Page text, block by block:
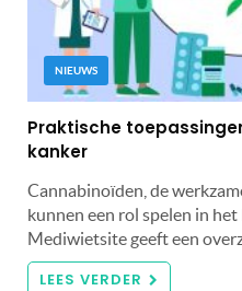
NIEUWS
Praktische
kanker
Cannabinoïden, de
kunnen een rol spelen in
Mediwietsite geeft een
LEES VERDER